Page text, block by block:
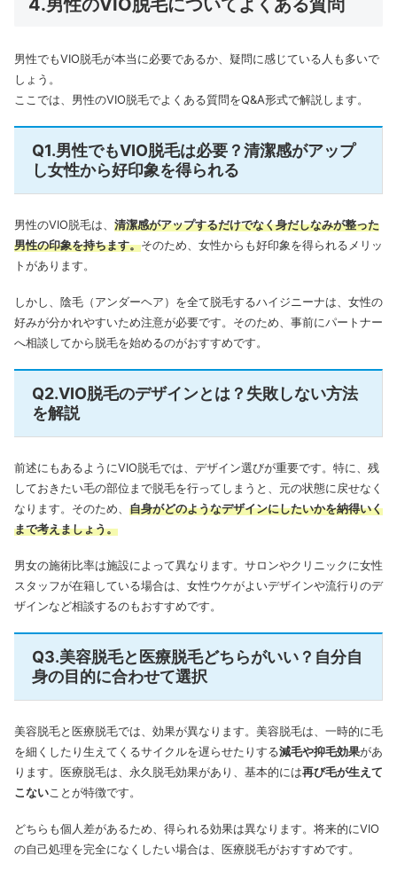
男性でもVIO脱毛が本当に必要であるか、疑問に感じている人も多いで
しょう。
ここでは、男性のVIO脱毛でよくある質問をQ&A形式で解説します。
Q1.男性でもVIO脱毛は必要？清潔感がアップ
し女性から好印象を得られる
男性のVIO脱毛は、 清潔感がアップするだけでなく身だしなみが整った
男性の印象を持ちます。そのため、女性からも好印象を得られるメリッ
トがあります。
しかし、陰毛（アンダーヘア）を全て脱毛するハイジニーナは、女性の
好みが分かれやすいため注意が必要です。 そのため、事前にパートナー
へ相談してから脱毛を始めるのがおすすめです。
Q2.VIO脱毛のデザインとは？失敗しない方法
を解説
前述にもあるようにVIO脱毛では、デザイン選びが重要です。 特に、残
しておきたい毛の部位まで脱毛を行ってしまうと、元の状態に戻せなく
なります。そのため、 自身がどのようなデザインにしたいかを納得いく
まで考えましょう。
男女の施術比率は施設によって異なります。サロンやクリニックに女性
スタッフが在籍している場合は、女性ウケがよいデザインや流行りのデ
ザインなど相談するのもおすすめです。
Q3.美容脱毛と医療脱毛どちらがいい？自分自
身の目的に合わせて選択
美容脱毛と医療脱毛では、効果が異なります。美容脱毛は、一時的に毛
を細くしたり生えてくるサイクルを遅らせたりする減毛や抑毛効果があ
ります。医療脱毛は、永久脱毛効果があり、基本的には再び毛が生えて
こないことが特徴です。
どちらも個人差があるため、得られる効果は異なります。将来的にVIO
の自己処理を完全になくしたい場合は、医療脱毛がおすすめです。